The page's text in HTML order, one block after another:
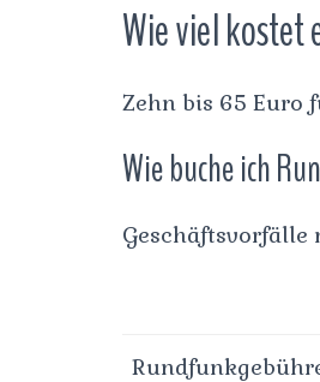
Wie viel kostet
Zehn bis 65 Euro
Wie buche ich
Geschäftsvorfälle